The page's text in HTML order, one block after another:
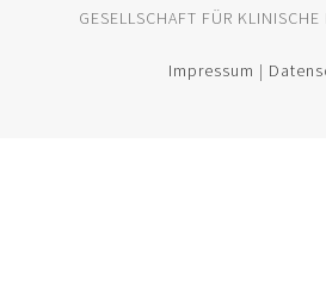
GESELLSCHAFT FÜR
Impressum |